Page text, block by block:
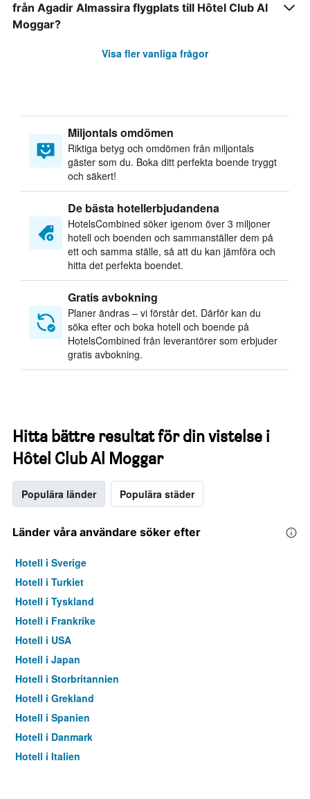
från Agadir Almassira flygplats till Hôtel Club Al
Moggar?
Visa fler vanliga frågor
Miljontals omdömen
Riktiga betyg och omdömen från miljontals
gäster som du. Boka ditt perfekta boende tryggt
och säkert!
De bästa hotellerbjudandena
HotelsCombined söker igenom över 3 miljoner
hotell och boenden och sammanställer dem på
ett och samma ställe, så att du kan jämföra och
hitta det perfekta boendet.
Gratis avbokning
Planer ändras – vi förstår det. Därför kan du
söka efter och boka hotell och boende på
HotelsCombined från leverantörer som erbjuder
gratis avbokning.
Hitta bättre resultat för din vistelse i
Hôtel Club Al Moggar
Populära länder Populära städer
Länder våra användare söker efter
Hotell i Sverige
Hotell i Turkiet
Hotell i Tyskland
Hotell i Frankrike
Hotell i USA
Hotell i Japan
Hotell i Storbritannien
Hotell i Grekland
Hotell i Spanien
Hotell i Danmark
Hotell i Italien